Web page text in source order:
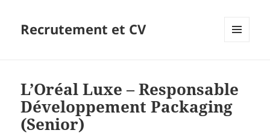
Recrutement et CV
L’Oréal Luxe – Responsable
Développement Packaging
(Senior)